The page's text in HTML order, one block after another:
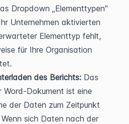
Dropdown „Elementtypen"
Unternehmen aktivierten
Elementtyp fehlt,
für Ihre Organisation
des Berichts: Das
Dokument ist eine
der Daten zum Zeitpunkt
Wenn sich Daten nach der